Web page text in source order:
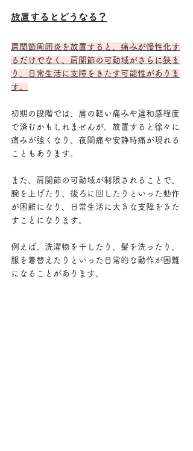
放置するとどうなる？
肩関節周囲炎を放置すると、痛みが慢性化す
るだけでなく、肩関節の可動域がさらに狭ま
り、日常生活に支障をきたす可能性がありま
す。
初期の段階では、肩の軽い痛みや違和感程度
で済むかもしれませんが、放置すると徐々に
痛みが強くなり、夜間痛や安静時痛が現れる
こともあります。
また、肩関節の可動域が制限されることで、
腕を上げたり、後ろに回したりといった動作
が困難になり、日常生活に大きな支障をきた
すことになります。
例えば、洗濯物を干したり、髪を洗ったり、
服を着替えたりといった日常的な動作が困難
になることがあります。